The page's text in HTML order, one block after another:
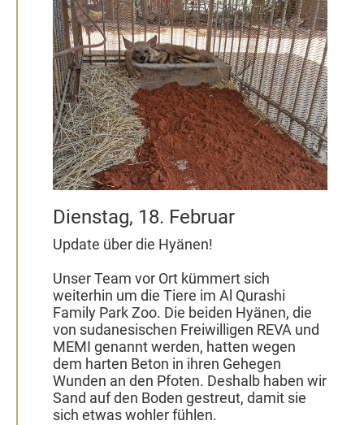
2020
Dienstag, 18. Februar
Update über die Hyänen!
Unser Team vor Ort kümmert sich
weiterhin um die Tiere im Al Qurashi
Family Park Zoo. Die beiden Hyänen, die
von sudanesischen Freiwilligen REVA und
MEMI genannt werden, hatten wegen
dem harten Beton in ihren Gehegen
Wunden an den Pfoten. Deshalb haben wir
Sand auf den Boden gestreut, damit sie
sich etwas wohler fühlen.